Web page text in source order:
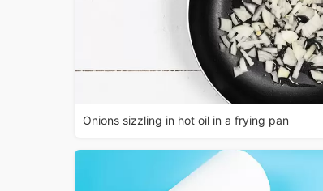
Onions sizzling in hot oil in a frying pan